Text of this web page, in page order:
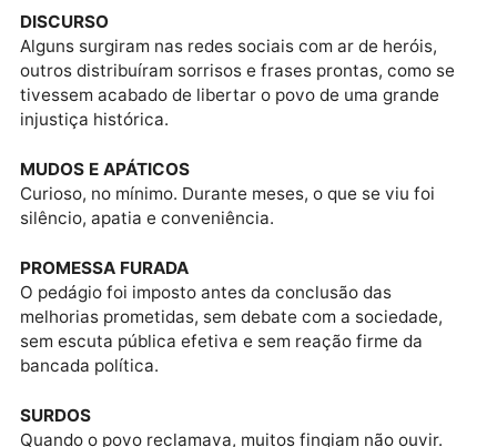
responsáveis pela suspensão do pedágio em
Publicidade
DISCURSO
Alguns surgiram nas redes sociais com ar de heróis,
outros distribuíram sorrisos e frases prontas, como
tivessem acabado de libertar o povo de uma grande
MUDOS E APÁTICOS
Curioso, no mínimo. Durante meses, o que se viu foi
silêncio, apatia e conveniência.
PROMESSA FURADA
O pedágio foi imposto antes da conclusão das